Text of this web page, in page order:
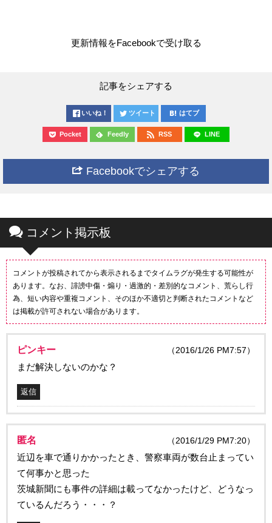
更新情報をFacebookで受け取る
記事をシェアする
いいね！ ツイート はてブ
Pocket Feedly RSS LINE
Facebookでシェアする
コメント掲示板
コメントが投稿されてから表示されるまでタイムラグが発生する可能性が
あります。なお、誹謗中傷・煽り・過激的・差別的なコメント、荒らし行
為、短い内容や重複コメント、そのほか不適切と判断されたコメントなど
は掲載が許可されない場合があります。
ピンキー （2016/1/26 PM7:57）
まだ解決しないのかな？
返信
匿名 （2016/1/29 PM7:20）
近辺を車で通りかかったとき、警察車両が数台止まってい
て何事かと思った
茨城新聞にも事件の詳細は載ってなかったけど、どうなっ
ているんだろう・・・？